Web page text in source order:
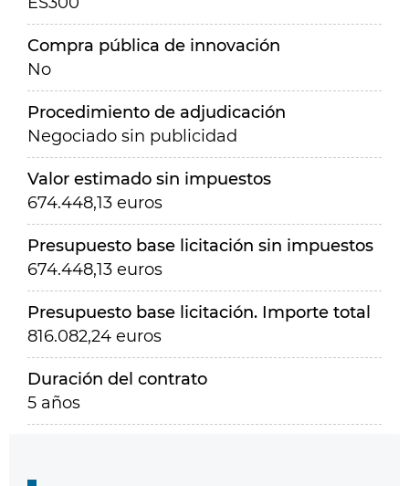
Compra pública de innovación
No
Procedimiento de adjudicación
Negociado sin publicidad
Valor estimado sin impuestos
674.448,13 euros
Presupuesto base licitación sin impuestos
674.448,13 euros
Presupuesto base licitación. Importe total
816.082,24 euros
Duración del contrato
5 años